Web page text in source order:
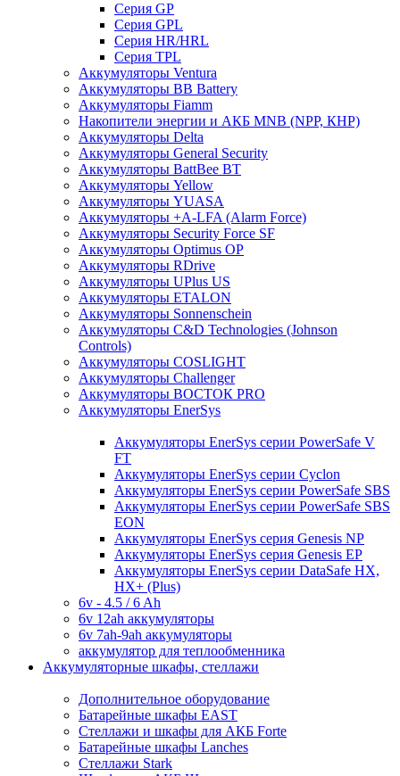
Cерия GP
Серия GPL
Серия HR/HRL
Серия TPL
Аккумуляторы Ventura
Аккумуляторы BB Battery
Аккумуляторы Fiamm
Накопители энергии и АКБ MNB (NPP, КНР)
Аккумуляторы Delta
Аккумуляторы General Security
Аккумуляторы BattBee BT
Аккумуляторы Yellow
Аккумуляторы YUASA
Аккумуляторы +A-LFA (Alarm Force)
Аккумуляторы Security Force SF
Аккумуляторы Optimus OP
Аккумуляторы RDrive
Аккумуляторы UPlus US
Аккумуляторы ETALON
Аккумуляторы Sonnenschein
Аккумуляторы С&D Technologies (Johnson
Controls)
Аккумуляторы COSLIGHT
Аккумуляторы Challenger
Аккумуляторы ВОСТОК PRO
Аккумуляторы EnerSys
Аккумуляторы EnerSys серии PowerSafe V
FT
Аккумуляторы EnerSys серии Cyclon
Аккумуляторы EnerSys серии PowerSafe SBS
Аккумуляторы EnerSys серии PowerSafe SBS
EON
Аккумуляторы EnerSys серия Genesis NP
Аккумуляторы EnerSys серия Genesis EP
Аккумуляторы EnerSys серии DataSafe HX,
HX+ (Plus)
6v - 4.5 / 6 Ah
6v 12ah аккумуляторы
6v 7ah-9ah аккумуляторы
аккумулятор для теплообменника
Аккумуляторные шкафы, стеллажи
Дополнительное оборудование
Батарейные шкафы EAST
Стеллажи и шкафы для АКБ Forte
Батарейные шкафы Lanches
Стеллажи Stark